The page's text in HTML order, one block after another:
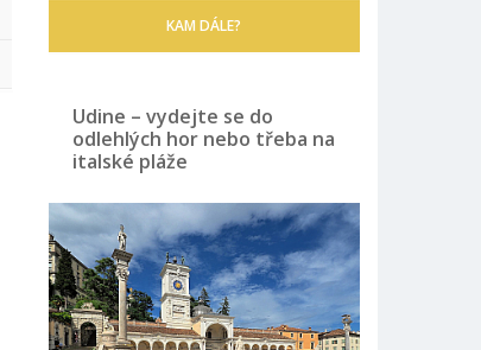
KAM DÁLE?
Udine – vydejte se do
odlehlých hor nebo třeba na
italské pláže